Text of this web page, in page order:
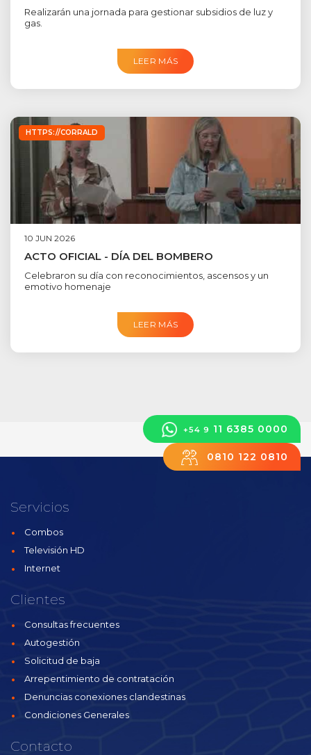
Realizarán una jornada para gestionar subsidios de luz y
gas.
LEER MÁS
HTTPS://CORRALD
10 JUN 2026
ACTO OFICIAL - DÍA DEL BOMBERO
Celebraron su día con reconocimientos, ascensos y un
emotivo homenaje
LEER MÁS
0810 122 0810
+54 9 11 6385 0000
Servicios
Combos
Televisión HD
Internet
Clientes
Consultas frecuentes
Autogestión
Solicitud de baja
Arrepentimiento de contratación
Denuncias conexiones clandestinas
Condiciones Generales
Contacto